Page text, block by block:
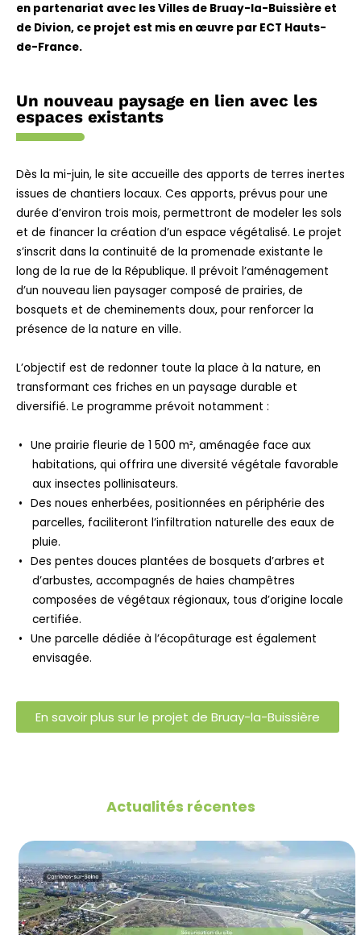
en partenariat avec les Villes de Bruay-la-Buissière et
de Divion, ce projet est mis en œuvre par ECT Hauts-
de-France.
Un nouveau paysage en lien avec les
espaces existants
Dès la mi-juin, le site accueille des apports de terres inertes
issues de chantiers locaux. Ces apports, prévus pour une
durée d’environ trois mois, permettront de modeler les sols
et de financer la création d’un espace végétalisé. Le projet
s’inscrit dans la continuité de la promenade existante le
long de la rue de la République. Il prévoit l’aménagement
d’un nouveau lien paysager composé de prairies, de
bosquets et de cheminements doux, pour renforcer la
présence de la nature en ville.
L’objectif est de redonner toute la place à la nature, en
transformant ces friches en un paysage durable et
diversifié. Le programme prévoit notamment :
Une prairie fleurie de 1 500 m², aménagée face aux
habitations, qui offrira une diversité végétale favorable
aux insectes pollinisateurs.
Des noues enherbées, positionnées en périphérie des
parcelles, faciliteront l’infiltration naturelle des eaux de
pluie.
Des pentes douces plantées de bosquets d’arbres et
d’arbustes, accompagnés de haies champêtres
composées de végétaux régionaux, tous d’origine locale
certifiée.
Une parcelle dédiée à l’écopâturage est également
envisagée.
En savoir plus sur le projet de Bruay-la-Buissière
Actualités récentes